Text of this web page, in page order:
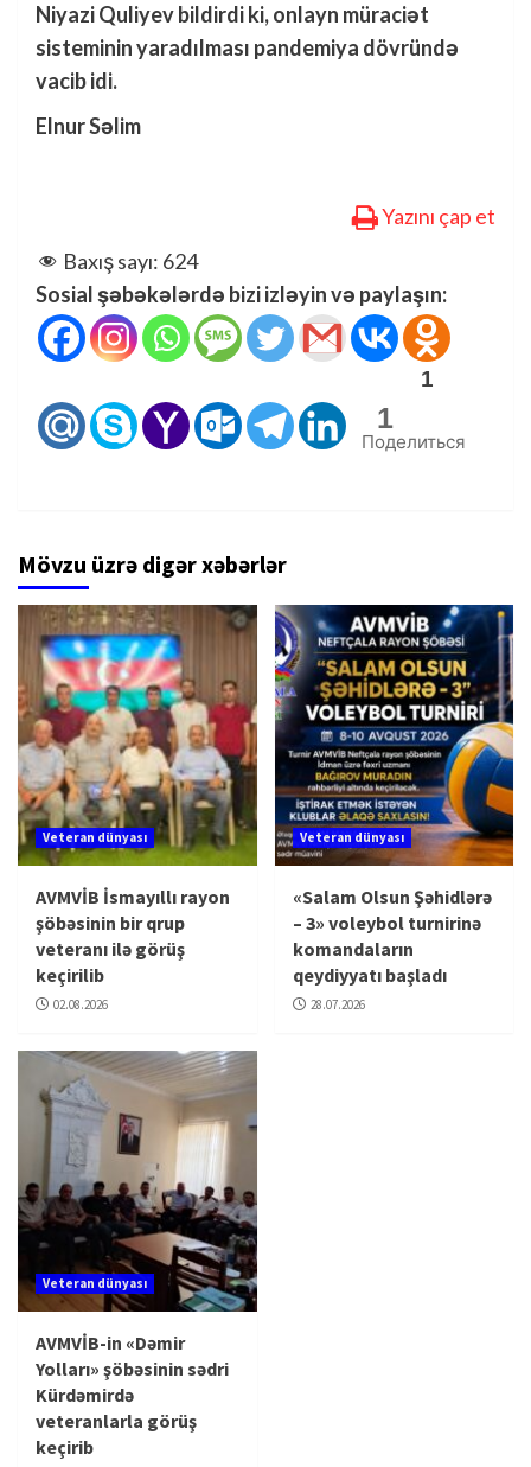
Niyazi Quliyev bildirdi ki, onlayn müraciət
sisteminin yaradılması pandemiya dövründə
vacib idi.
Elnur Səlim
Yazını çap et
Baxış sayı: 624
Sosial şəbəkələrdə bizi izləyin və paylaşın:
1
1
Поделиться
Mövzu üzrə digər xəbərlər
Veteran dünyası
AVMVİB İsmayıllı rayon
şöbəsinin bir qrup
veteranı ilə görüş
keçirilib
02.08.2026
Veteran dünyası
«Salam Olsun Şəhidlərə
– 3» voleybol turnirinə
komandaların
qeydiyyatı başladı
28.07.2026
Veteran dünyası
AVMVİB-in «Dəmir
Yolları» şöbəsinin sədri
Kürdəmirdə
veteranlarla görüş
keçirib